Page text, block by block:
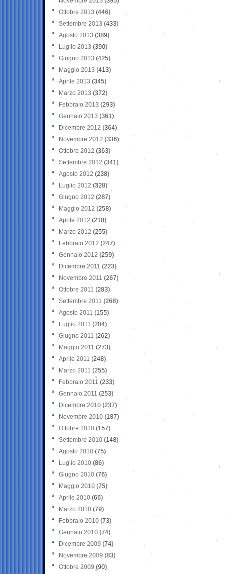
Ottobre 2013 (446)
Settembre 2013 (433)
Agosto 2013 (389)
Luglio 2013 (390)
Giugno 2013 (425)
Maggio 2013 (413)
Aprile 2013 (345)
Marzo 2013 (372)
Febbraio 2013 (293)
Gennaio 2013 (361)
Dicembre 2012 (364)
Novembre 2012 (336)
Ottobre 2012 (363)
Settembre 2012 (341)
Agosto 2012 (238)
Luglio 2012 (328)
Giugno 2012 (287)
Maggio 2012 (258)
Aprile 2012 (218)
Marzo 2012 (255)
Febbraio 2012 (247)
Gennaio 2012 (259)
Dicembre 2011 (223)
Novembre 2011 (267)
Ottobre 2011 (283)
Settembre 2011 (268)
Agosto 2011 (155)
Luglio 2011 (204)
Giugno 2011 (262)
Maggio 2011 (273)
Aprile 2011 (248)
Marzo 2011 (255)
Febbraio 2011 (233)
Gennaio 2011 (253)
Dicembre 2010 (237)
Novembre 2010 (187)
Ottobre 2010 (157)
Settembre 2010 (148)
Agosto 2010 (75)
Luglio 2010 (86)
Giugno 2010 (76)
Maggio 2010 (75)
Aprile 2010 (66)
Marzo 2010 (79)
Febbraio 2010 (73)
Gennaio 2010 (74)
Dicembre 2009 (74)
Novembre 2009 (83)
Ottobre 2009 (90)